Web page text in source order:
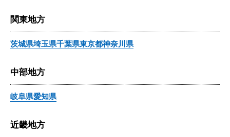
関東地方
茨城県埼玉県千葉県東京都神奈川県
中部地方
岐阜県愛知県
近畿地方